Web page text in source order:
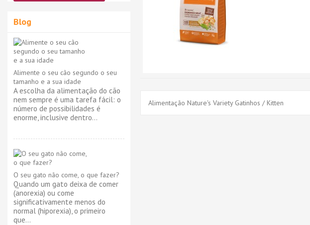
Alimentação Nature's Variety Gatinhos / Kitten
Blog
Alimente o seu cão segundo o seu
tamanho e a sua idade
A escolha da alimentação do cão
nem sempre é uma tarefa fácil: o
número de possibilidades é
enorme, inclusive dentro...
O seu gato não come, o que fazer?
Quando um gato deixa de comer
(anorexia) ou come
significativamente menos do
normal (hiporexia), o primeiro
que...